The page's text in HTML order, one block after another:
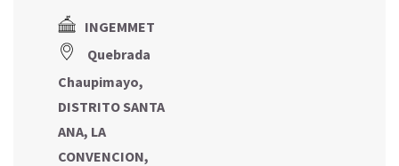
INGEMMET
Quebrada
Chaupimayo,
DISTRITO SANTA
ANA, LA
CONVENCION,